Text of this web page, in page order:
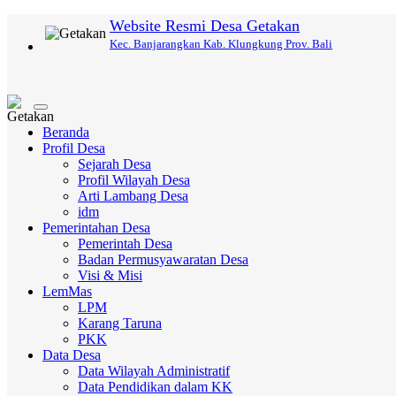
Website Resmi Desa Getakan
Kec. Banjarangkan Kab. Klungkung Prov. Bali
Toggle
navigation
Beranda
Profil Desa
Sejarah Desa
Profil Wilayah Desa
Arti Lambang Desa
idm
Pemerintahan Desa
Pemerintah Desa
Badan Permusyawaratan Desa
Visi & Misi
LemMas
LPM
Karang Taruna
PKK
Data Desa
Data Wilayah Administratif
Data Pendidikan dalam KK